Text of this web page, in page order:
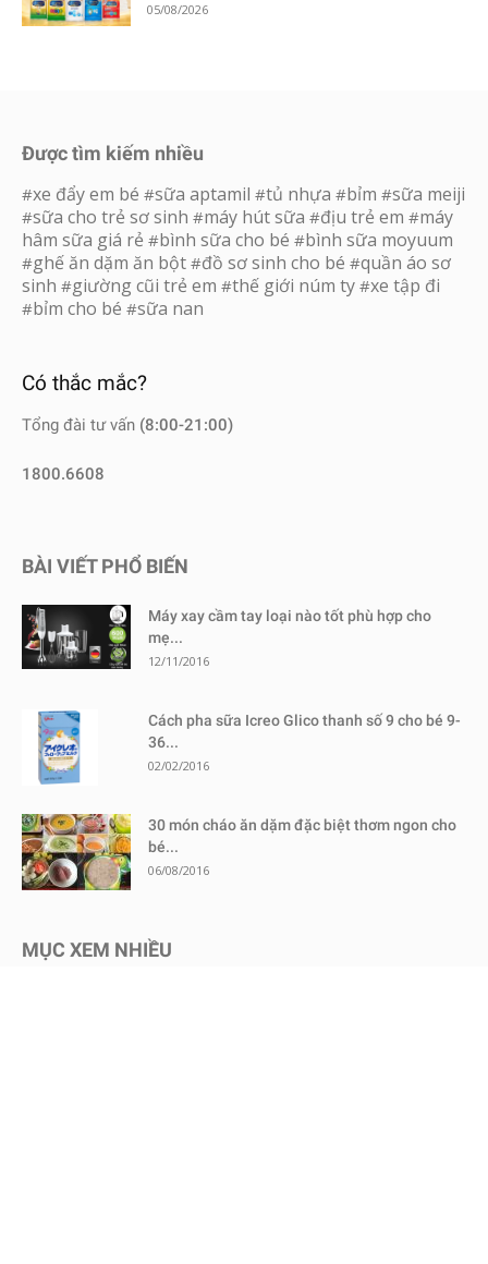
05/08/2026
Được tìm kiếm nhiều
#xe đẩy em bé #sữa aptamil #tủ nhựa #bỉm #sữa meiji
#sữa cho trẻ sơ sinh #máy hút sữa #địu trẻ em #máy
hâm sữa giá rẻ #bình sữa cho bé #bình sữa moyuum
#ghế ăn dặm ăn bột #đồ sơ sinh cho bé #quần áo sơ
sinh #giường cũi trẻ em #thế giới núm ty #xe tập đi
#bỉm cho bé #sữa nan
Có thắc mắc?
Tổng đài tư vấn (8:00-21:00)
1800.6608
BÀI VIẾT PHỔ BIẾN
Máy xay cầm tay loại nào tốt phù hợp cho
mẹ...
12/11/2016
Cách pha sữa Icreo Glico thanh số 9 cho bé 9-
36...
02/02/2016
30 món cháo ăn dặm đặc biệt thơm ngon cho
bé...
06/08/2016
MỤC XEM NHIỀU